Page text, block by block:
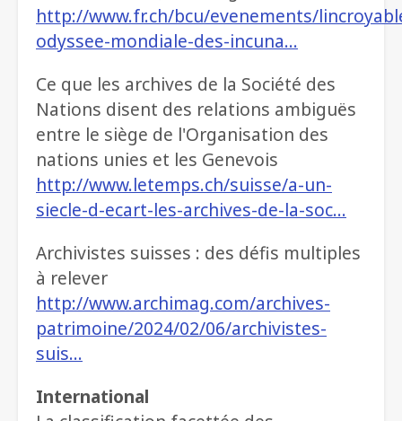
http://www.fr.ch/bcu/evenements/
odyssee-mondiale-des-incuna…
Ce que les archives de la Société des
Nations disent des relations ambiguës
entre le siège de l'Organisation des
nations unies et les Genevois
http://www.letemps.ch/suisse/a-un-
siecle-d-ecart-les-archives-de-la-soc…
Archivistes suisses : des défis multiples
à relever
http://www.archimag.com/archives-
patrimoine/2024/02/06/archivistes-
suis…
International